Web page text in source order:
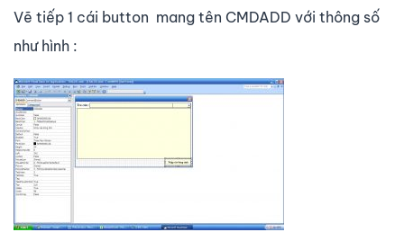
Vẽ tiếp 1 cái button mang tên CMDADD với thông số
như hình :